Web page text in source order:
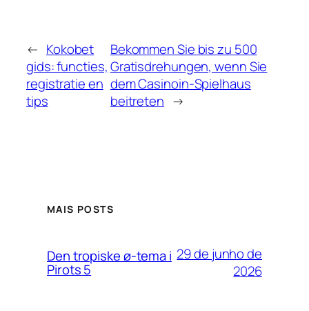
← Kokobet
gids: functies,
registratie en
tips
Bekommen Sie bis zu 500
Gratisdrehungen, wenn Sie
dem Casinoin-Spielhaus
beitreten →
MAIS POSTS
Den tropiske ø-tema i
Pirots 5
29 de junho de
2026